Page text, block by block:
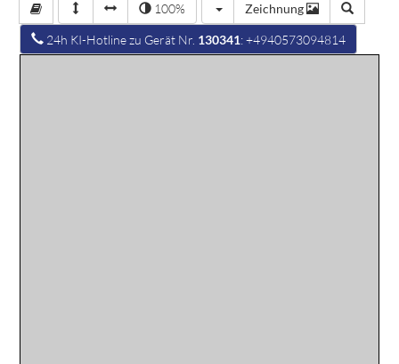
100% Zeichnung
24h KI-Hotline zu Gerät Nr. 130341: +4940573094814